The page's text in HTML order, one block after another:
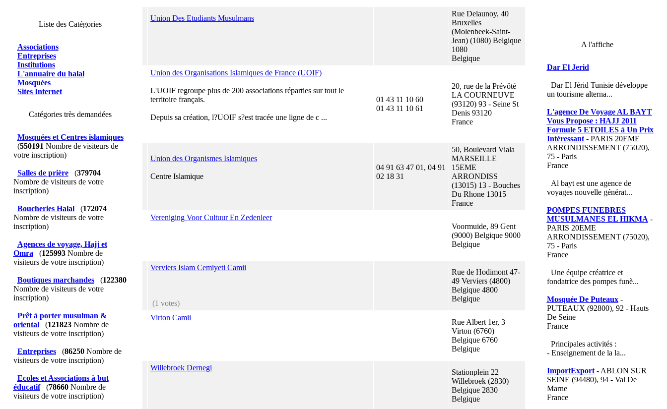
Liste des Catégories
Associations
Entreprises
Institutions
L'annuaire du halal
Mosquées
Sites Internet
Catégories très demandées
Mosquées et Centres islamiques
(550191 Nombre de visiteurs de
votre inscription)
Salles de prière (379704
Nombre de visiteurs de votre
inscription)
Boucheries Halal (172074
Nombre de visiteurs de votre
inscription)
Agences de voyage, Hajj et
Omra
(125993Nombre de
visiteurs de votre inscription)
Boutiques marchandes (122380
Nombre de visiteurs de votre
inscription)
Prêt à porter musulman &
oriental
(121823Nombre de
visiteurs de votre inscription)
Entreprises (86250Nombre de
visiteurs de votre inscription)
Ecoles et Associations à but
éducatif
(78660Nombre de
visiteurs de votre inscription)
Union Des Etudiants Musulmans
Rue Delaunoy, 40
Bruxelles
(Molenbeek-Saint-
Jean) (1080) Belgique
1080
Belgique
Union des Organisations Islamiques de France (UOIF)
L'UOIF regroupe plus de 200 associations réparties sur tout le
territoire français.
Depuis sa création, l?UOIF s?est tracée une ligne de c ...
01 43 11 10 60
01 43 11 10 61
20, rue de la Prévôté
LA COURNEUVE
(93120) 93 - Seine St
Denis 93120
France
Union des Organismes Islamiques
Centre Islamique
04 91 63 47 01, 04 91
02 18 31
50, Boulevard Viala
MARSEILLE
15EME
ARRONDISS
(13015) 13 - Bouches
Du Rhone 13015
France
Vereniging Voor Cultuur En Zedenleer
Voormuide, 89 Gent
(9000) Belgique 9000
Belgique
Verviers Islam Cemiyeti Camii
(1 votes)
Rue de Hodimont 47-
49 Verviers (4800)
Belgique 4800
Belgique
Virton Camii
Rue Albert 1er, 3
Virton (6760)
Belgique 6760
Belgique
Willebroek Dernegi
Stationplein 22
Willebroek (2830)
Belgique 2830
Belgique
A l'affiche
Dar El Jerid
Dar El Jérid Tunisie développe
un tourisme alterna...
L'agence De Voyage AL BAYT
Vous Propose : HAJJ 2011
Formule 5 ETOILES à Un Prix
Intéressant- PARIS 20EME
ARRONDISSEMENT (75020),
75 - Paris
France
Al bayt est une agence de
voyages nouvelle générat...
POMPES FUNEBRES
MUSULMANES EL HIKMA -
PARIS 20EME
ARRONDISSEMENT (75020),
75 - Paris
France
Une équipe créatrice et
fondatrice des pompes funè...
Mosquée De Puteaux-
PUTEAUX (92800), 92 - Hauts
De Seine
France
Principales activités :
- Enseignement de la la...
ImportExport- ABLON SUR
SEINE (94480), 94 - Val De
Marne
France